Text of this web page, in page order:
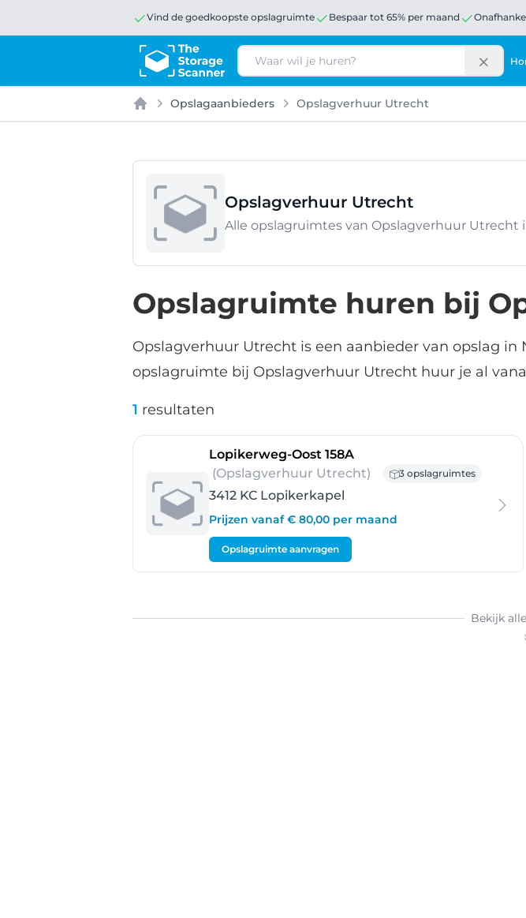
Vind de goedkoopste opslagruimte Bespaar tot 65% per maand
Zoeken
Home
Opslagaanbieders Opslagverhuur Utrecht
Opslagverhuur Utrecht
Alle opslagruimtes van Opslagverhuur Utrecht
Opslagruimte huren bij
Opslagverhuur Utrecht is een aanbieder van opslag
opslagruimte bij Opslagverhuur Utrecht huur je al
1 resultaten
Lopikerweg-Oost 158A- Lopikerkapel
(Opslagverhuur Utrecht)
3 opslagruimtes
3412 KC Lopikerkapel
Prijzen vanaf € 80,00 per maand
Opslagruimte aanvragen
Bekijk